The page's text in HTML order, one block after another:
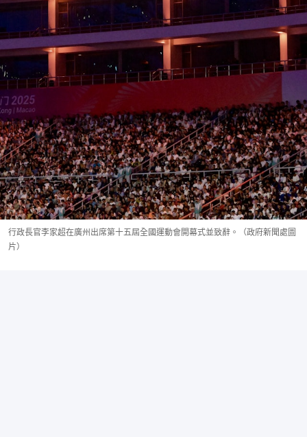
行政長官李家超在廣州出席第十五屆全國運動會開幕式並致辭。（政府新聞處圖
片）